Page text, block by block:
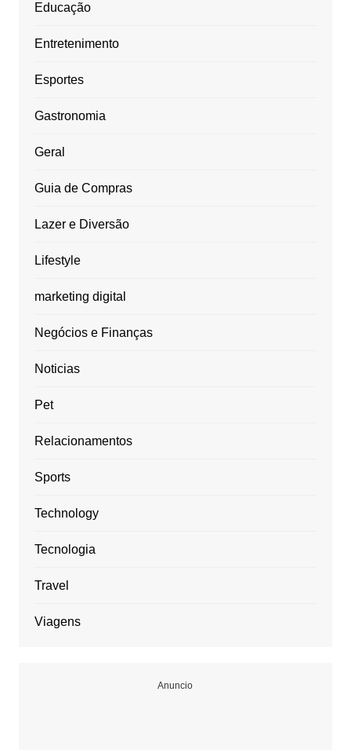
Educação
Entretenimento
Esportes
Gastronomia
Geral
Guia de Compras
Lazer e Diversão
Lifestyle
marketing digital
Negócios e Finanças
Noticias
Pet
Relacionamentos
Sports
Technology
Tecnologia
Travel
Viagens
Anuncio